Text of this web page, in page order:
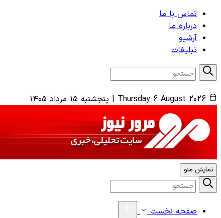
تماس با ما
درباره ما
آرشیو
تبلیغات
Thursday 6 August 2026
| پنجشنبه ۱۵ مرداد ۱۴۰۵
نمایش منو
صفحه نخست